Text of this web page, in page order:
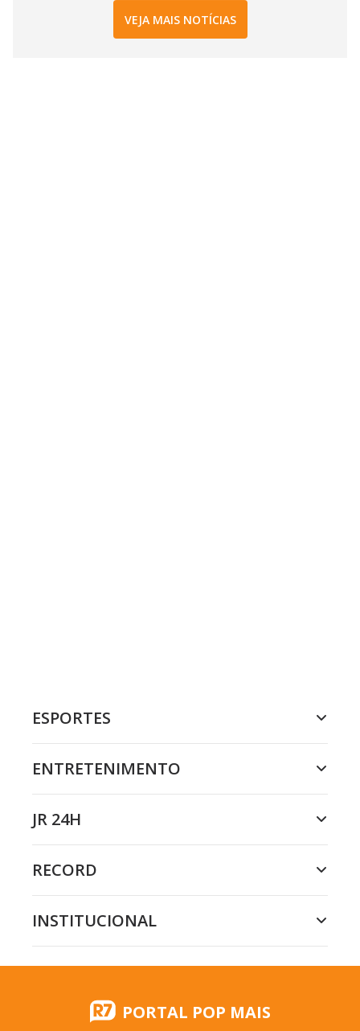
VEJA MAIS NOTÍCIAS
ESPORTES
ENTRETENIMENTO
JR 24H
RECORD
INSTITUCIONAL
PORTAL POP MAIS